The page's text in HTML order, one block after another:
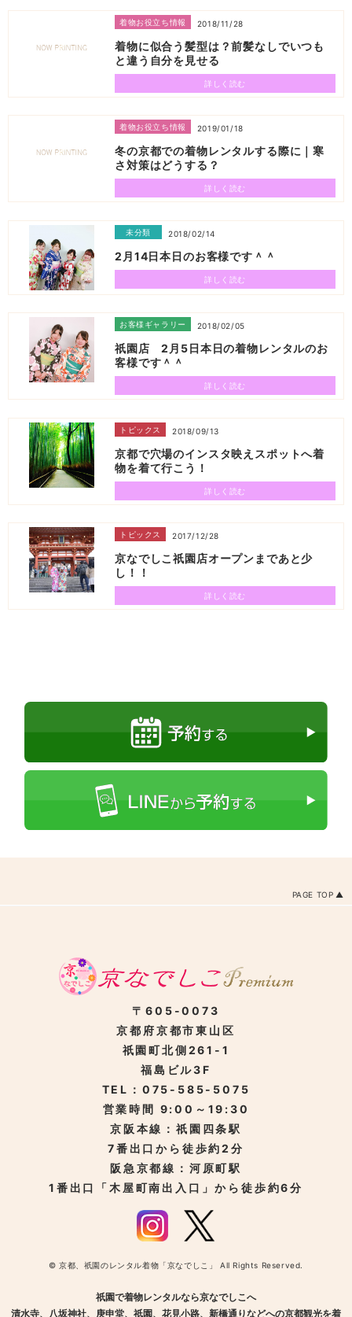
着物お役立ち情報 2018/11/28
着物に似合う髪型は？前髪なしでいつも
と違う自分を見せる
詳しく読む
着物お役立ち情報 2019/01/18
冬の京都での着物レンタルする際に｜寒
さ対策はどうする？
詳しく読む
未分類 2018/02/14
2月14日本日のお客様です＾＾
詳しく読む
お客様ギャラリー 2018/02/05
祇園店 2月5日本日の着物レンタルのお
客様です＾＾
詳しく読む
トピックス 2018/09/13
京都で穴場のインスタ映えスポットへ着
物を着て行こう！
詳しく読む
トピックス 2017/12/28
京なでしこ祇園店オープンまであと少
し！！
詳しく読む
PAGE TOP
〒605-0073
京都府京都市東山区
祇園町北側261-1
福島ビル3F
TEL：075-585-5075
営業時間 9:00～19:30
京阪本線：祇園四条駅
7番出口から徒歩約2分
阪急京都線：河原町駅
1番出口「木屋町南出入口」から徒歩約6分
© 京都、祇園のレンタル着物「京なでしこ」 All Rights Reserved.
祇園で着物レンタルなら京なでしこへ
清水寺、八坂神社、庚申堂、祇園、花見小路、新橋通りなどへの京都観光を着